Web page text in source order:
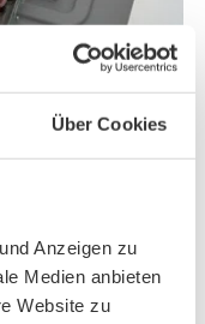
Über Cookies
Anzeigen zu
Medien anbieten
Website zu
Knick-Senk-
kommen
zusammen:
wird das